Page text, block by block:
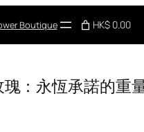
Boutique HK$ 0.00
：永恆承諾的重